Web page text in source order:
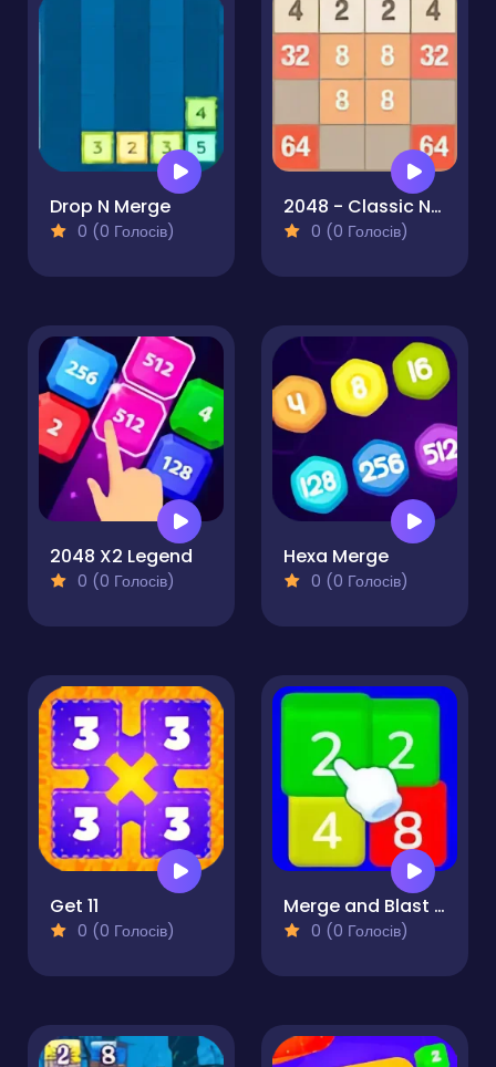
Drop N Merge
0 (0 Голосів)
2048 - Classic Number Game
0 (0 Голосів)
2048 X2 Legend
0 (0 Голосів)
Hexa Merge
0 (0 Голосів)
Get 11
0 (0 Голосів)
Merge and Blast 2048
0 (0 Голосів)